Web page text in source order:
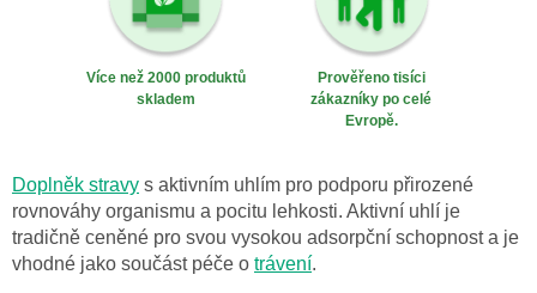
Více než 2000 produktů
skladem
Prověřeno tisíci
zákazníky po celé
Evropě.
Doplněk stravy s aktivním uhlím pro podporu přirozené
rovnováhy organismu a pocitu lehkosti. Aktivní uhlí je
tradičně ceněné pro svou vysokou adsorpční schopnost a je
vhodné jako součást péče o trávení.